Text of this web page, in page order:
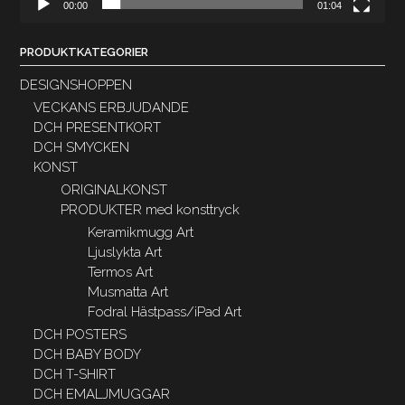
00:00 01:04
PRODUKTKATEGORIER
DESIGNSHOPPEN
VECKANS ERBJUDANDE
DCH PRESENTKORT
DCH SMYCKEN
KONST
ORIGINALKONST
PRODUKTER med konsttryck
Keramikmugg Art
Ljuslykta Art
Termos Art
Musmatta Art
Fodral Hästpass/iPad Art
DCH POSTERS
DCH BABY BODY
DCH T-SHIRT
DCH EMALJMUGGAR